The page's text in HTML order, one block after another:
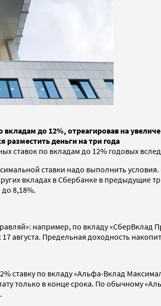
до 12%, отреагировав на
разместить деньги на три года
по вкладам до 12% годовых
ставки надо выполнить
вкладах в Сбербанке в предыдущие
8,18%.
например, по вкладу
августа. Предельная доходность
ставку по вкладу «Альфа-Вклад
только в конце срока. По обычному